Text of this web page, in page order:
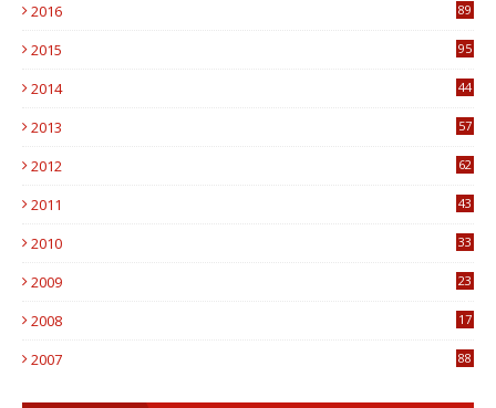
2016
89
2015
95
2014
44
2013
57
2012
62
2011
43
2010
33
2009
23
2008
17
2007 88